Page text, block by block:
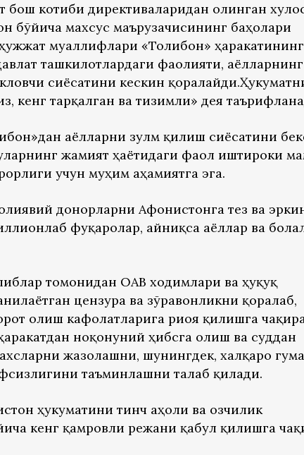
котиби директиваларидан олинган
бўйича махсус маърузачисининг баҳолари
муаллифлари «Толибон» ҳаракатининг
ташкилотлардаги фаолияти, аёлларнинг
сиёсатини кескин
кенг тарқалган ва тизимли» дея
аёлларни зулм қилиш сиёсатини
жамият ҳаётидаги фаол иштироки
учун муҳим аҳамиятга эга.
донорларни Афғонистонга тез ва
фуқаролар, айниқса аёллар ва
томонидан ОАВ ходимлари ва ҳуқуқ
цензура ва зўравонликни қоралаб,
олиш кафолатларига риоя қилишга
ноқонуний ҳибсга олиш ва суддан
жазолашни, шунингдек, халқаро
таъминлашни талаб қилади.
ҳукуматини тинч аҳоли ва озчилик
кенг қамровли режани қабул қилишга